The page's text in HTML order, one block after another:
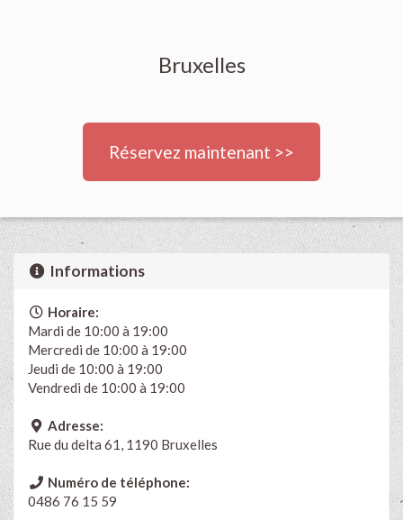
Bruxelles
Réservez maintenant >>
Informations
Horaire:
Mardi de 10:00 à 19:00
Mercredi de 10:00 à 19:00
Jeudi de 10:00 à 19:00
Vendredi de 10:00 à 19:00
Adresse:
Rue du delta 61, 1190 Bruxelles
Numéro de téléphone:
0486 76 15 59